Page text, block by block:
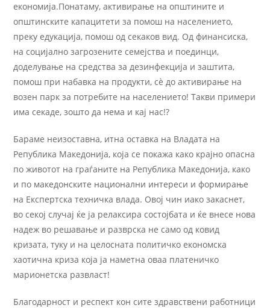
економија.Понатаму, активирање на општините и
општинските капацитети за помош на населението,
преку едукација, помош од секаков вид. Од финансиска,
на социјално загрозените семејства и поединци,
доделување на средства за дезинфекција и заштита,
помош при набавка на продукти, сѐ до активирање на
возен парк за потребите на населението! Такви примери
има секаде, зошто да нема и кај нас!?
Бараме неизоставна, итна оставка на Владата на
Република Македонија, која се покажа како крајно опасна
по животот на граѓаните на Република Македонија, како
и по македонските национални интереси и формирање
на Експертска техничка влада. Овој чин иако закаснет,
во секој случај ќе ја релаксира состојбата и ќе внесе нова
надеж во решавање и разврска не само од ковид
кризата, туку и на целосната политичко економска
хаотична криза која ја наметна оваа платеничко
марионетска развласт!
Благодарност и респект кон сите здравствени работници